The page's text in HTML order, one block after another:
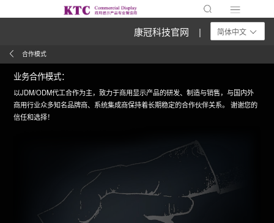
康冠科技官网 | 简体中文
合作模式
业务合作模式：
以JDM/ODM代工合作为主，致力于商用显示产品的研发、制造与销售，与国内外
商用行业众多知名品牌商、系统集成商保持着长期稳定的合作伙伴关系。 谢谢您的
信任和选择！